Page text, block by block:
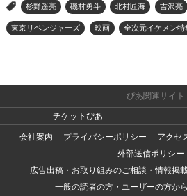
> 杉野遥亮 磯村勇斗 北村匠海 吉沢亮
東京リベンジャーズ 映画 全次元イケメン特
ぴあ関連サイト
チケットぴあ
会社案内
プライバシーポリシー
アクセ
外部送信ポリシー
広告出稿・お取り組みのご相談・情報掲
一般の読者の方・ユーザーの方か